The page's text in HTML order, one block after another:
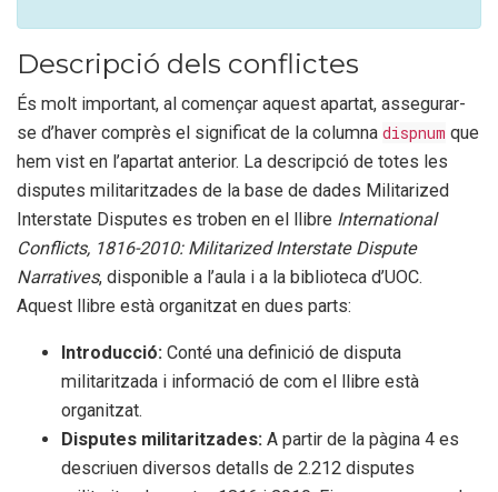
Descripció dels conflictes
És molt important, al començar aquest apartat, assegurar-
se d’haver comprès el significat de la columna dispnum que
hem vist en l’apartat anterior. La descripció de totes les
disputes militaritzades de la base de dades Militarized
Interstate Disputes es troben en el llibre International
Conflicts, 1816-2010: Militarized Interstate Dispute
Narratives, disponible a l’aula i a la biblioteca d’UOC.
Aquest llibre està organitzat en dues parts:
Introducció: Conté una definició de disputa
militaritzada i informació de com el llibre està
organitzat.
Disputes militaritzades: A partir de la pàgina 4 es
descriuen diversos detalls de 2.212 disputes